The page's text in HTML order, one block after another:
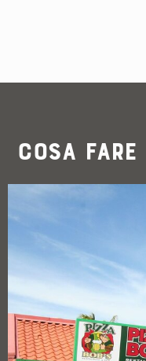
Cosa